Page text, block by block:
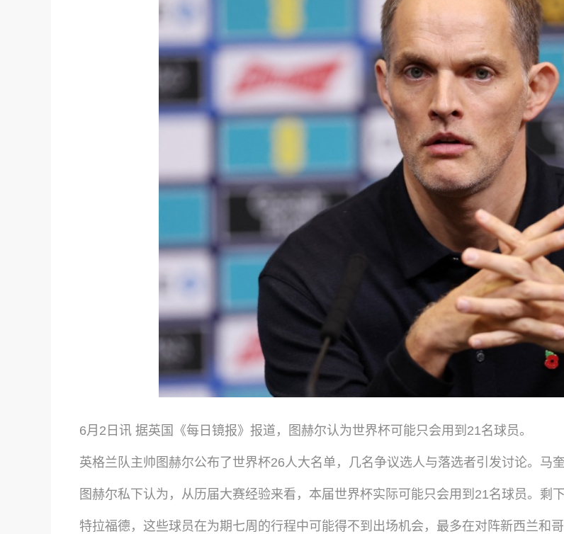
6月2日讯 据英国《每日镜报》报道，图赫尔认为世界杯可能只会用到21名球员。
英格兰队主帅图赫尔公布了世界杯26人大名单，几名争议选人与落选者引发讨论。马
图赫尔私下认为，从历届大赛经验来看，本届世界杯实际可能只会用到21名球员。剩
特拉福德，这些球员在为期七周的行程中可能得不到出场机会，最多在对阵新西兰和